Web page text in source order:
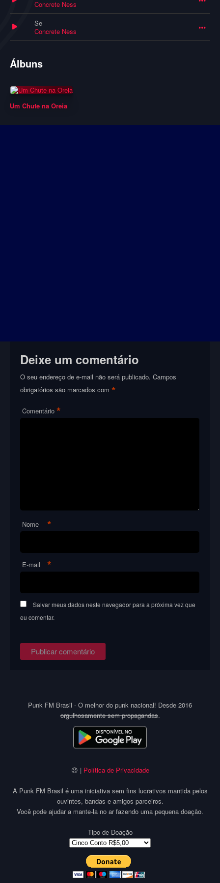
Concrete Ness
Se
Concrete Ness
Álbuns
Um Chute na Oreia
Deixe um comentário
O seu endereço de e-mail não será publicado. Campos
obrigatórios são marcados com*
Comentário *
Nome *
E-mail *
Salvar meus dados neste navegador para a próxima vez que
eu comentar.
Punk FM Brasil - O melhor do punk nacional! Desde 2016
orgulhosamente sem propagandas.
😞 | Política de Privacidade
A Punk FM Brasil é uma iniciativa sem fins lucrativos mantida pelos
ouvintes, bandas e amigos parceiros.
Você pode ajudar a mante-la no ar fazendo uma pequena doação.
Tipo de Doação